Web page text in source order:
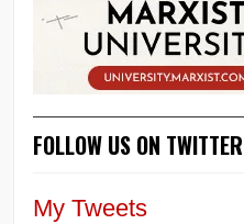
FOLLOW US ON TWITTER
My Tweets